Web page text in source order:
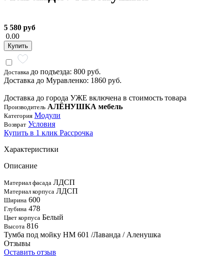
5 580 руб
0.00
Купить
Доставка до подъезда: 800 руб.
Доставка до Муравленко: 1860 руб.
Доставка до города УЖЕ включена в стоимость товара
Производитель АЛЁНУШКА мебель
Категория Модули
Возврат Условия
Купить в 1 клик Рассрочка
Характеристики
Описание
Материал фасада ЛДСП
Материал корпуса ЛДСП
Ширина 600
Глубина 478
Цвет корпуса Белый
Высота 816
Тумба под мойку НМ 601 /Лаванда / Аленушка
Отзывы
Оставить отзыв